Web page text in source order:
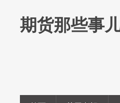
期货那些事